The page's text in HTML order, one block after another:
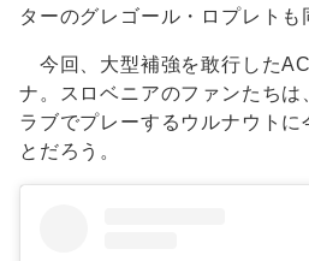
ターのグレゴール・ロプレトも
今回、大型補強を敢行した
ナ。スロベニアのファンたちは
ラブでプレーするウルナウトに
とだろう。